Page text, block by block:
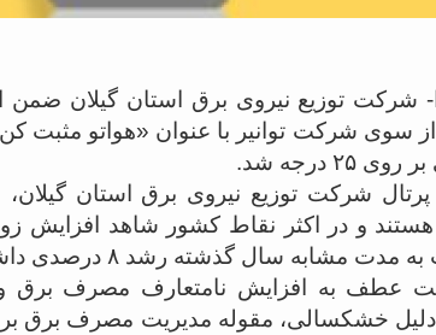
شرکت توزیع نیروی برق استان گیلان ضمن
سوی شرکت توانیر با عنوان «هواتو مثبت
درجه شد.
پرتال شرکت توزیع نیروی برق استان
و در اکثر نقاط کشور شاهد افزایش
مشابه سال گذشته رشد ۸ درصدی داشته است.
عطف به افزایش نامتعارف مصرف برق و
دلیل خشکسالی، مقوله مدیریت مصرف برق